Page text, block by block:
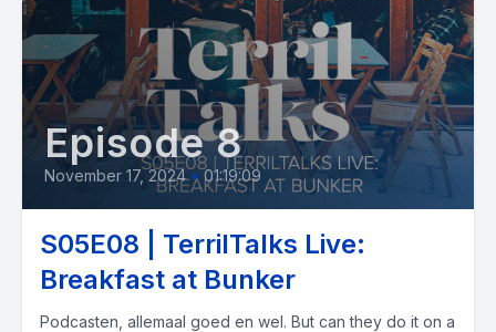
Episode 8
November 17, 2024 • 01:19:09
S05E08 | TerrilTalks Live:
Breakfast at Bunker
Podcasten, allemaal goed en wel. But can they do it on a